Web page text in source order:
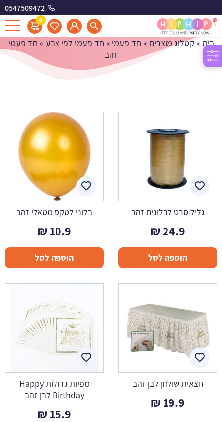
0547509472
0 חד פעמי זהב
בית » קטלוג מוצרים » חד פעמי » חד פעמי לפי צבע » חד פעמי
זהב
גליל סרט לבלונים זהב
24.9
₪
הוספה לסל
בלוני לטקס מטאלי זהב
10.9
₪
הוספה לסל
חצאית שולחן לבן זהב
19.9
₪
מפיות גדולות Happy
Birthday לבן זהב
15.9
₪